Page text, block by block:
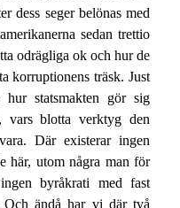
dess seger belönas med
sedan trettio
odrägliga ok och hur de
korruptionens träsk. Just
statsmakten gör sig
vars blotta verktyg den
Där existerar ingen
här, utom några man för
byråkrati med fast
ändå har vi där två